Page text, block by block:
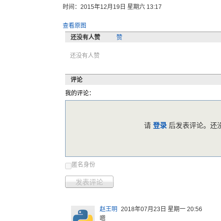
时间：2015年12月19日 星期六 13:17
查看原图
还没有人赞
赞
还没有人赞
评论
我的评论：
匿名身份
发表评论
请 登录后发表评论。还
赵王明 2018年07月23日 星期一 20:56
嗯